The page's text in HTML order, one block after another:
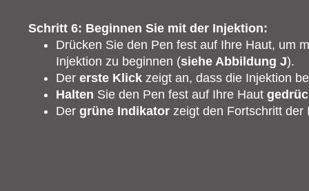
Schritt 6: Beginnen Sie mit der Injektion:
Drücken Sie den Pen fest auf Ihre Haut, um
Injektion zu beginnen (siehe Abbildung J).
Der erste Klick zeigt an, dass die Injektion
Halten Sie den Pen fest auf Ihre Haut
Der grüne Indikator zeigt den Fortschritt der